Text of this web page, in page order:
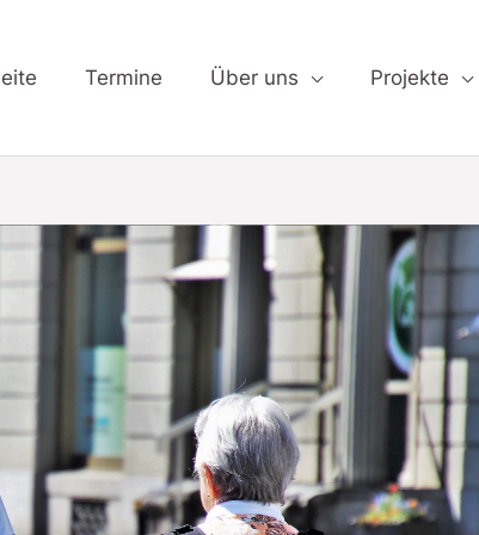
Termine Über uns Projekte